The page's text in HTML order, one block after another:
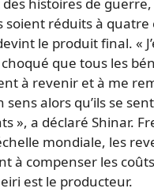
histoires de
soient réduits à quatre
le produit final. «
que tous les
à revenir et à me
sens alors qu’ils se
», a déclaré Shinar.
mondiale, les
à compenser les
est le producteur.